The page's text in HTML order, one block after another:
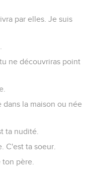
par elles. Je suis
ne découvriras point
la maison ou née
ta nudité.
C'est ta soeur.
père.